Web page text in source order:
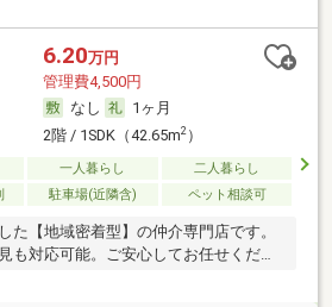
6.20万円
管理費4,500円
なし
1ヶ月
2階 / 1SDK（42.65m2）
一人暮らし
二人暮らし
駐車場(近隣含) ペット相談可
た【地域密着型】の仲介専門店です。
も対応可能。ご安心してお任せくださ